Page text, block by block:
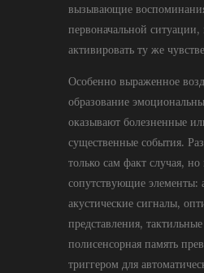
вызывающие
первоначальной ситуации,
активировать ту же
Особенно выраженное
образование
оказывают болезненные
существенные события.
только сам факт случая, но
сопутствующие элементы:
акустические сигналы,
представления,
полисенсорная память
триггером для